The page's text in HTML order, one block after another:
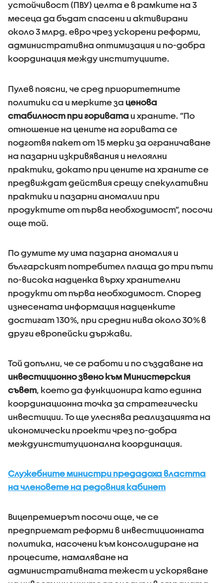
устойчивост (ПВУ) целта е в рамките на 3
месеца да бъдат спасени и активирани
около 3 млрд. евро чрез ускорени реформи,
административна оптимизация и по-добра
координация между институциите.
Пулев поясни, че сред приоритетните
политики са и мерките за ценова
стабилност при горивата и храните. “По
отношение на цените на горивата се
подготвя пакет от 15 мерки за ограничаване
на пазарни изкривявания и нелоялни
практики, докато при цените на храните се
предвиждат действия срещу спекулативни
практики и пазарни аномалии при
продуктите от първа необходимост”, посочи
още той.
По думите му има пазарна аномалия и
българският потребител плаща до три пъти
по-висока надценка върху хранителни
продукти от първа необходимост. Според
изнесената информация надценките
достигат 130%, при средни нива около 30% в
други европейски държави.
Той допълни, че се работи и по създаване на
инвестиционно звено към Министерския
съвет, което да функционира като единна
координационна точка за стратегически
инвестиции. То ще улеснява реализацията на
икономически проекти чрез по-добра
междуинституционална координация.
Служебните министри предадоха властта
на членовете на редовния кабинет
Вицепремиерът посочи още, че се
предприемат реформи в инвестиционната
политика, насочени към консолидиране на
процесите, намаляване на
административната тежест и ускоряване